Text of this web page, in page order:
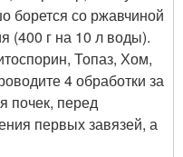
борется со ржавчиной
(400 г на 10 л воды).
Топаз, Хом,
4 обработки за
почек, перед
первых завязей, а